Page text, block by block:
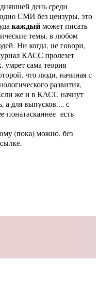
день среди
СМИ без цензуры, это
каждыйможет писать
темы, в любом
Ни когда, не говори,
КАСС пролезет
умрет сама теория
что люди, начиная с
развития,
же и в КАСС начнут
а для выпусков.... с
понатасканнее есть
(пока) можно, без